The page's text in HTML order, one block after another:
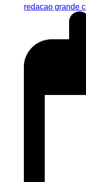
redacao grande